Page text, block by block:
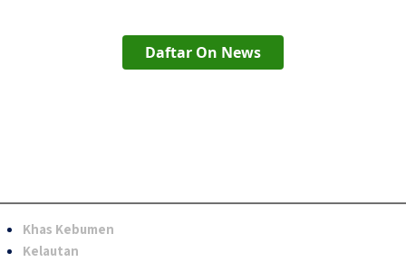
Daftar On News
Khas Kebumen
Kelautan